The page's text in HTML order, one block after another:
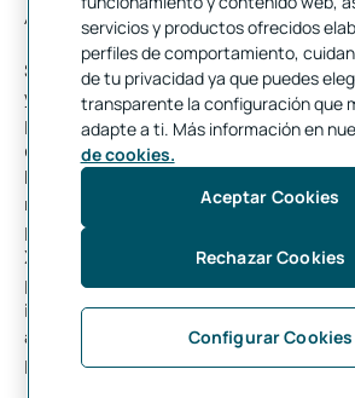
Autobiografía, que apareció publicada tras
Su ficción novelística le permitió introducir
y propuestas sobre la cuestión social
públicos. La novedad de Martineau reside
economía y su lenguaje fuera del ámbito
hacerlos accesibles especialmente a las
modo, “si tomaban conciencia de la
potencialidad de crecimiento del
XIX, colaborarían unidos en el esfuerzo
productiva del país, a la vez que se
individualmente como receptores de
aportaciones a la producción”, señala
profesora de la Universidad Complutense
servicios y productos ofrecidos
perfiles de comportamiento,
de tu privacidad ya que puedes
transparente la configuración que
adapte a ti. Más información en
de cookies.
Configurar Cookies
Rechazar Cookies
Aceptar Cookies